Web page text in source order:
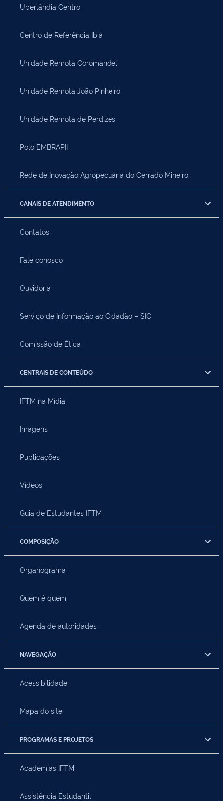
Uberlândia Centro
Centro de Referência Ibiá
Unidade Remota Coromandel
Unidade Remota João Pinheiro
Unidade Remota de Perdizes
Polo EMBRAPII
Rede de Inovação Agropecuária do Cerrado Mineiro
CANAIS DE ATENDIMENTO
Contatos
Fale conosco
Ouvidoria
Serviço de Informação ao Cidadão – SIC
Comissão de Ética
CENTRAIS DE CONTEÚDO
IFTM na Mídia
Imagens
Publicações
Vídeos
Guia de Estudantes IFTM
COMPOSIÇÃO
Organograma
Quem é quem
Agenda de autoridades
NAVEGAÇÃO
Acessibilidade
Mapa do site
PROGRAMAS E PROJETOS
Academias IFTM
Assistência Estudantil